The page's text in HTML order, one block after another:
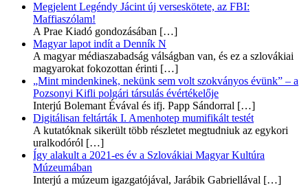
Megjelent Legéndy Jácint új verseskötete, az FBI:
Maffiaszólam!
A Prae Kiadó gondozásában […]
Magyar lapot indít a Denník N
A magyar médiaszabadság válságban van, és ez a szlovákiai
magyarokat fokozottan érinti […]
„Mint mindenkinek, nekünk sem volt szokványos évünk” – a
Pozsonyi Kifli polgári társulás évértékelője
Interjú Bolemant Évával és ifj. Papp Sándorral […]
Digitálisan feltárták I. Amenhotep mumifikált testét
A kutatóknak sikerült több részletet megtudniuk az egykori
uralkodóról […]
Így alakult a 2021-es év a Szlovákiai Magyar Kultúra
Múzeumában
Interjú a múzeum igazgatójával, Jarábik Gabriellával […]